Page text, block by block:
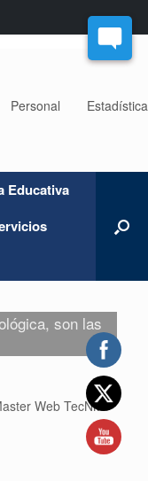
Personal
Educativa
son las
Web TecNM